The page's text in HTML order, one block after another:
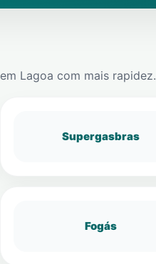
Lagoa com mais rapidez.
Supergasbras
Fogás